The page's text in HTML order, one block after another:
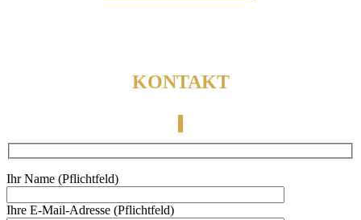
KONTAKT
Ihr Name (Pflichtfeld)
Ihre E-Mail-Adresse (Pflichtfeld)